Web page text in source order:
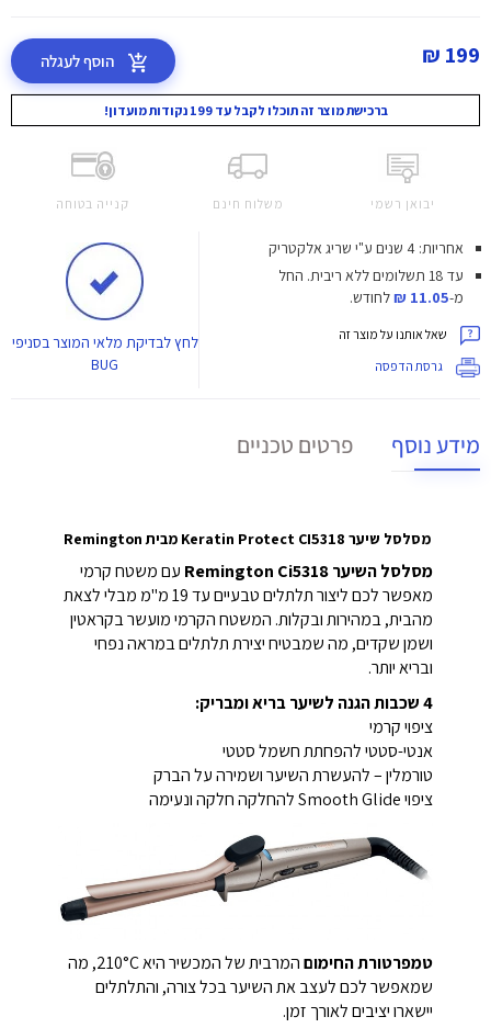
199 ₪ הוסף לעגלה
ברכישת מוצר זה תוכלו לקבל עד 199 נקודות מועדון!
יבואן רשמי משלוח חינם קנייה בטוחה
אחריות: 4 שנים ע"י שריג אלקטריק
עד 18 תשלומים ללא ריבית.
החל
מ-11.05 ₪ לחודש.
שאל אותנו על מוצר זה
גרסת הדפסה
לחץלבדיקת מלאי המוצר בסניפי
BUG
מידע נוסף פרטים טכניים
מסלסל שיער Keratin Protect CI5318 מבית Remington
מסלסל השיער Remington Ci5318
עם משטח קרמי
מאפשר לכם ליצור תלתלים טבעיים עד 19 מ"מ מבלי לצאת
מהבית, במהירות ובקלות. המשטח הקרמי מועשר בקראטין
ושמן שקדים, מה שמבטיח יצירת תלתלים במראה נפחי
ובריא יותר.
4 שכבות הגנה לשיער בריא ומבריק:
ציפוי קרמי
אנטי-סטטי להפחתת חשמל סטטי
טורמלין – להעשרת השיער ושמירה על הברק
ציפוי Smooth Glide להחלקה חלקה ונעימה
טמפרטורת החימום
המרבית של המכשיר היא 210°C, מה
שמאפשר לכם לעצב את השיער בכל צורה, והתלתלים
יישארו יציבים לאורך זמן.